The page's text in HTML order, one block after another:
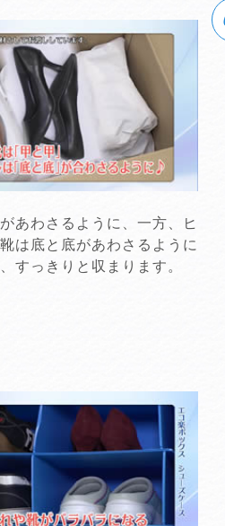
あわさるように、一方、ヒ
は底と底があわさるように
すっきりと収まります。